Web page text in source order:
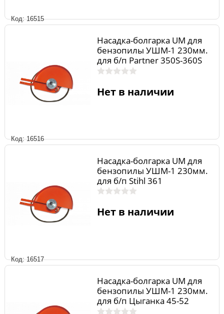
Код: 16515
Код: 16516
Насадка-болгарка UM для
бензопилы УШМ-1 230мм.
для б/п Partner 350S-360S
Нет в наличии
Код: 16517
Насадка-болгарка UM для
бензопилы УШМ-1 230мм.
для б/п Stihl 361
Нет в наличии
Насадка-болгарка UM для
бензопилы УШМ-1 230мм.
для б/п Цыганка 45-52